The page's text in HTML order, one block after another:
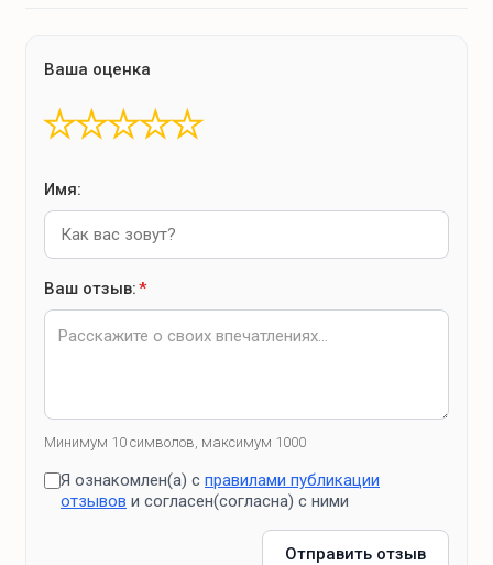
Ваша оценка
★
★
★
★
★
Имя:
Ваш отзыв:*
Минимум 10 символов, максимум 1000
Я ознакомлен(а) с правилами публикации
отзывов и согласен(согласна) с ними
Отправить отзыв